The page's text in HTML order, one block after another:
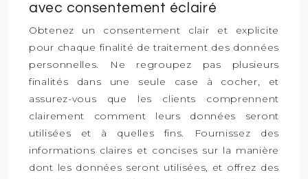
avec consentement éclairé
Obtenez un consentement clair et explicite
pour chaque finalité de traitement des données
personnelles. Ne regroupez pas plusieurs
finalités dans une seule case à cocher, et
assurez-vous que les clients comprennent
clairement comment leurs données seront
utilisées et à quelles fins. Fournissez des
informations claires et concises sur la manière
dont les données seront utilisées, et offrez des